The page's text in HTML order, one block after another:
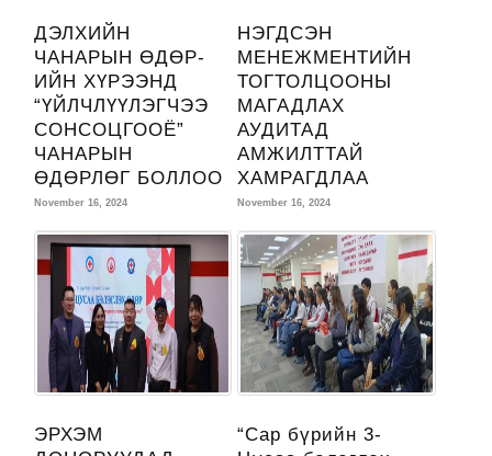
ДЭЛХИЙН
ЧАНАРЫН ӨДӨР-
ИЙН ХҮРЭЭНД
“ҮЙЛЧЛҮҮЛЭГЧЭЭ
СОНСОЦГООЁ”
ЧАНАРЫН
ӨДӨРЛӨГ БОЛЛОО
November 16, 2024
НЭГДСЭН
МЕНЕЖМЕНТИЙН
ТОГТОЛЦООНЫ
МАГАДЛАХ
АУДИТАД
АМЖИЛТТАЙ
ХАМРАГДЛАА
November 16, 2024
ЭРХЭМ
“Сар бүрийн 3-